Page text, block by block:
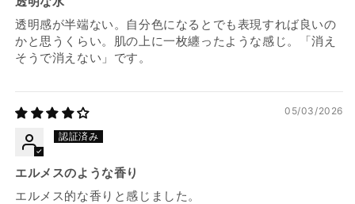
透明感が半端ない。自分色になるとでも表現すれば良いの
かと思うくらい。肌の上に一枚纏ったような感じ。「消え
そうで消えない」です。
05/03/2026
エルメスのような香り
エルメス的な香りと感じました。